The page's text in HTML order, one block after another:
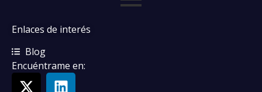
Enlaces de interés
Blog
Encuéntrame en: